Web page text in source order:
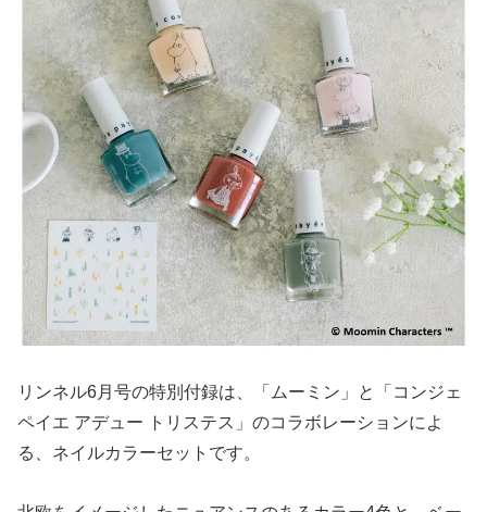
リンネル6月号の特別付録は、「ムーミン」と「コンジェ
ペイエ アデュー トリステス」のコラボレーションによ
る、ネイルカラーセットです。